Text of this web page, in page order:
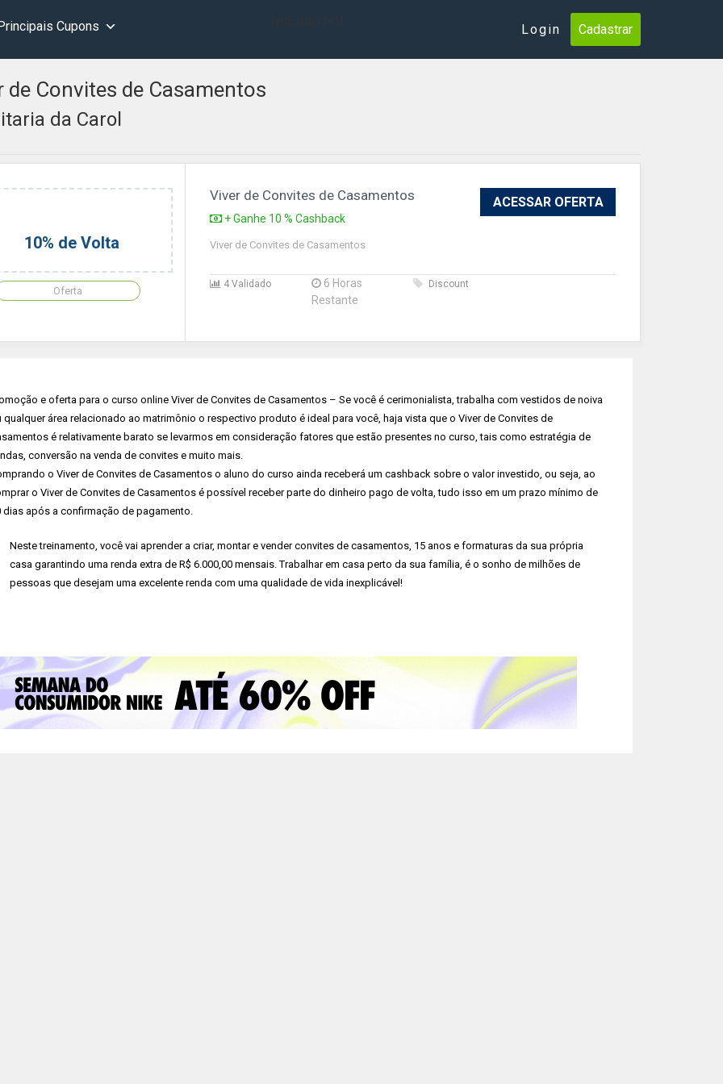
Cupons Login Cadastrar
de Convites de Casamentos
da Carol
10% de Volta
Oferta
Viver de Convites de Casamentos
+ Ganhe 10 % Cashback
ACESSAR OFERTA
Viver de Convites de Casamentos
4 Validado
6 Horas
Restante
Discount
e oferta para o curso online Viver de Convites de Casamentos – Se você é cerimonialista, trabalha com vestidos de noiva
qualquer área relacionado ao matrimônio o respectivo produto é ideal para você, haja vista que o Viver de Convites de
é relativamente barato se levarmos em consideração fatores que estão presentes no curso, tais como estratégia de
conversão na venda de convites e muito mais.
o Viver de Convites de Casamentos o aluno do curso ainda receberá um cashback sobre o valor investido, ou seja, ao
o Viver de Convites de Casamentos é possível receber parte do dinheiro pago de volta, tudo isso em um prazo mínimo de
dias após a confirmação de pagamento.
Neste treinamento, você vai aprender a criar, montar e vender convites de casamentos, 15 anos e formaturas da sua própria
casa garantindo uma renda extra de R$ 6.000,00 mensais. Trabalhar em casa perto da sua família, é o sonho de milhões de
pessoas que desejam uma excelente renda com uma qualidade de vida inexplicável!